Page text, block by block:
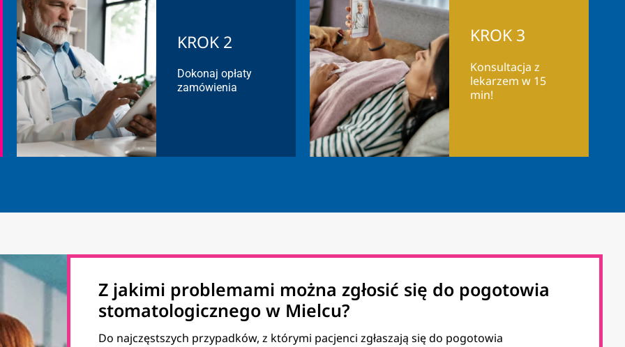
KROK 2
Dokonaj opłaty
zamówienia
KROK 3
Konsultacja z
lekarzem w 15
min!
Z jakimi problemami można zgłosić się do pogotowia
stomatologicznego w Mielcu?
Do najczęstszych przypadków, z którymi pacjenci zgłaszają się do pogotowia